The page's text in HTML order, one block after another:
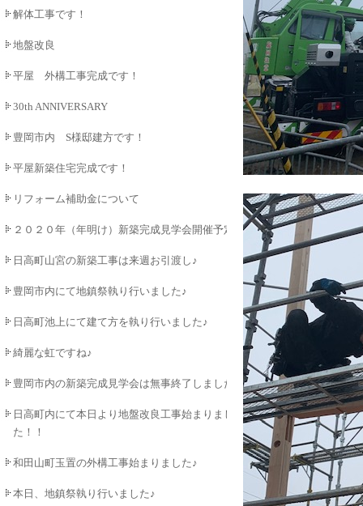
解体工事です！
地盤改良
平屋 外構工事完成です！
30th ANNIVERSARY
豊岡市内 S様邸建方です！
平屋新築住宅完成です！
リフォーム補助金について
２０２０年（年明け）新築完成見学会開催予定♪
日高町山宮の新築工事は来週お引渡し♪
豊岡市内にて地鎮祭執り行いました♪
日高町池上にて建て方を執り行いました♪
綺麗な虹ですね♪
豊岡市内の新築完成見学会は無事終了しました♪
日高町内にて本日より地盤改良工事始まりまし
た！！
和田山町玉置の外構工事始まりました♪
本日、地鎮祭執り行いました♪